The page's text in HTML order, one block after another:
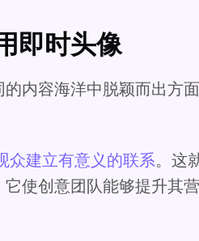
即时头像
内容海洋中脱颖而出方
众建立有意义的联系。这
使创意团队能够提升其